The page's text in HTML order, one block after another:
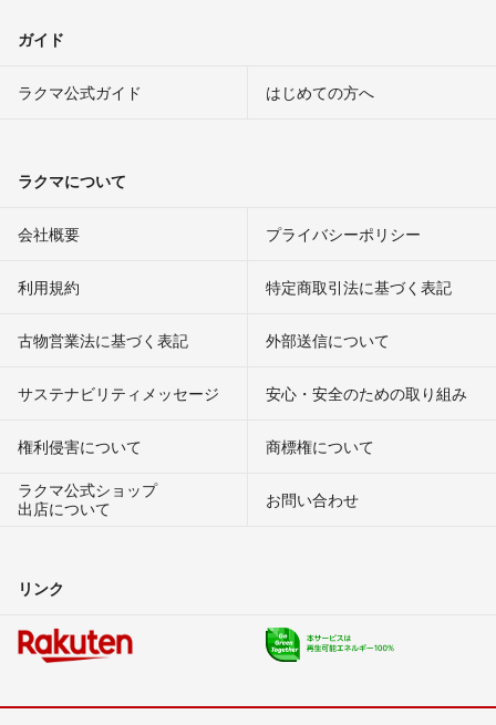
ガイド
ラクマ公式ガイド はじめての方へ
ラクマについて
会社概要 プライバシーポリシー
利用規約 特定商取引法に基づく表記
古物営業法に基づく表記 外部送信について
サステナビリティメッセージ 安心・安全のための取り組み
権利侵害について
商標権について
ラクマ公式ショップ
出店について
お問い合わせ
リンク